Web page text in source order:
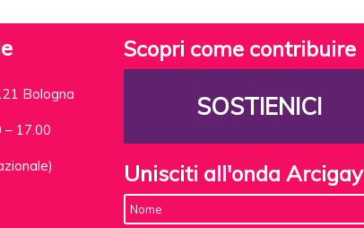
Bologna
– 17.00
Scopri come contribuire
SOSTIENICI
Unisciti all'onda Arcigay